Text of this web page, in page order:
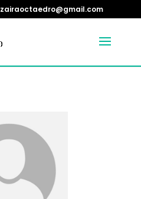
zairaoctaedro@gmail.com